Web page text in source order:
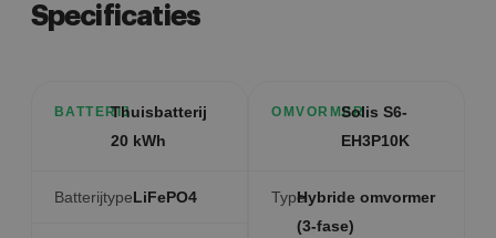
Specificaties
BATTERIJThuisbatterij
20 kWh
BatterijtypeLiFePO4
OMVORMERSolis S6-
EH3P10K
TypeHybride omvormer
(3-fase)